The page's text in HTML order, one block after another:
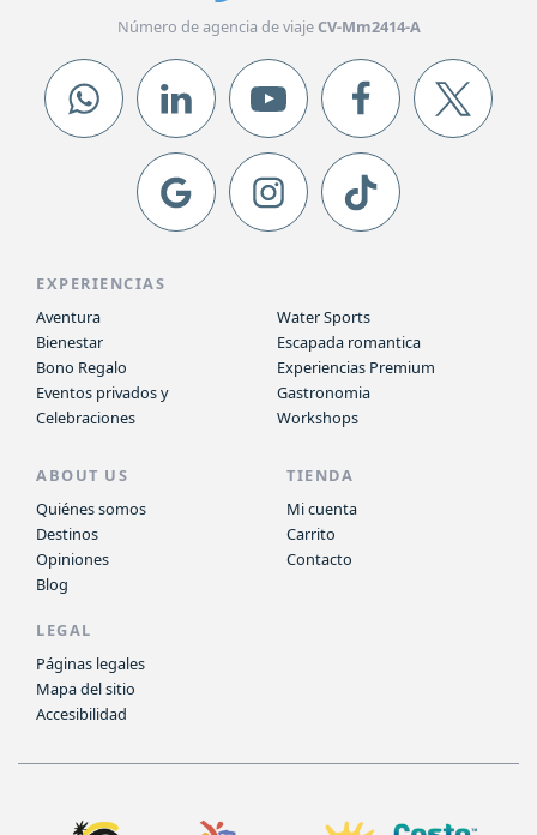
Número de agencia de viajeCV-Mm2414-A
EXPERIENCIAS
Aventura
Bienestar
Bono Regalo
Eventos privados y
Celebraciones
Water Sports
Escapada romantica
Experiencias Premium
Gastronomia
Workshops
ABOUT US
Quiénes somos
Destinos
Opiniones
Blog
TIENDA
Mi cuenta
Carrito
Contacto
LEGAL
Páginas legales
Mapa del sitio
Accesibilidad